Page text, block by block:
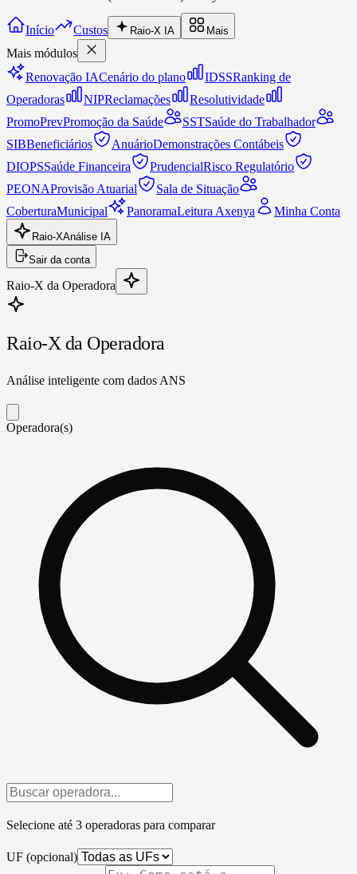
Início Custos Raio-X IA Mais
Mais módulos
Renovação IACenário do plano IDSSRanking de
Operadoras
NIPReclamações
Resolutividade
PromoPrevPromoção da Saúde SSTSaúde do Trabalhador
SIBBeneficiários AnuárioDemonstrações Contábeis
DIOPSSaúde Financeira PrudencialRisco Regulatório
PEONAProvisão Atuarial
Sala de Situação
CoberturaMunicipal PanoramaLeitura Axenya Minha Conta
Raio-XAnálise IA
Sair da conta
Raio-X da Operadora
Raio-X da Operadora
Análise inteligente com dados ANS
Operadora(s)
Selecione até 3 operadoras para comparar
UF (opcional)